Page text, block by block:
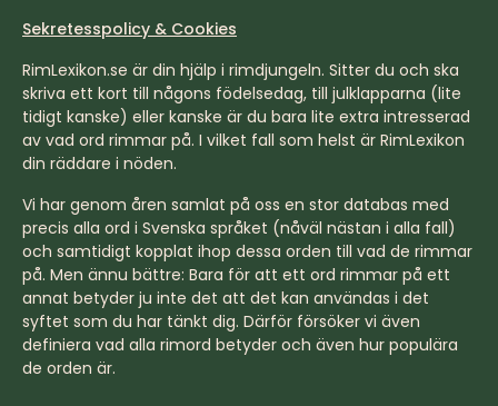
Sekretesspolicy & Cookies
RimLexikon.se är din hjälp i rimdjungeln. Sitter du och ska
skriva ett kort till någons födelsedag, till julklapparna (lite
tidigt kanske) eller kanske är du bara lite extra intresserad
av vad ord rimmar på. I vilket fall som helst är RimLexikon
din räddare i nöden.
Vi har genom åren samlat på oss en stor databas med
precis alla ord i Svenska språket (nåväl nästan i alla fall)
och samtidigt kopplat ihop dessa orden till vad de rimmar
på. Men ännu bättre: Bara för att ett ord rimmar på ett
annat betyder ju inte det att det kan användas i det
syftet som du har tänkt dig. Därför försöker vi även
definiera vad alla rimord betyder och även hur populära
de orden är.